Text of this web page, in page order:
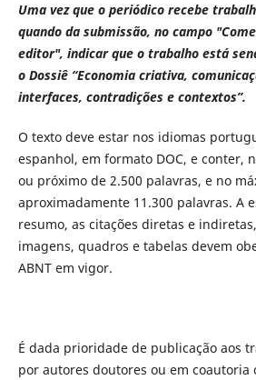
Uma vez que o periódico recebe
quando da submissão, no campo
editor", indicar que o trabalho está
o Dossiê “Economia criativa,
interfaces, contradições e contextos”.
O texto deve estar nos idiomas
espanhol, em formato DOC, e conter,
ou próximo de 2.500 palavras, e no
aproximadamente 11.300 palavras. A
resumo, as citações diretas e
imagens, quadros e tabelas devem
ABNT em vigor.
É dada prioridade de publicação aos
por autores doutores ou em coautoria